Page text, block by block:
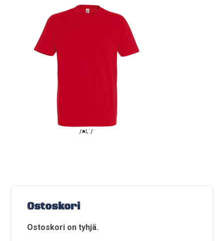
Ostoskori
Ostoskori on tyhjä.